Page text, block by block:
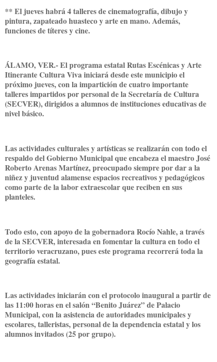
** El jueves habrá 4 talleres de cinematografía, dibujo y
pintura, zapateado huasteco y arte en mano. Además,
funciones de títeres y cine.
ÁLAMO, VER.- El programa estatal Rutas Escénicas y Arte
Itinerante Cultura Viva iniciará desde este municipio el
próximo jueves, con la impartición de cuatro importante
talleres impartidos por personal de la Secretaría de Cultura
(SECVER), dirigidos a alumnos de instituciones educativas de
nivel básico.
Las actividades culturales y artísticas se realizarán con todo el
respaldo del Gobierno Municipal que encabeza el maestro José
Roberto Arenas Martínez, preocupado siempre por dar a la
niñez y juventud alamense espacios recreativos y pedagógicos
como parte de la labor extraescolar que reciben en sus
planteles.
Todo esto, con apoyo de la gobernadora Rocío Nahle, a través
de la SECVER, interesada en fomentar la cultura en todo el
territorio veracruzano, pues este programa recorrerá toda la
geografía estatal.
Las actividades iniciarán con el protocolo inaugural a partir de
las 11:00 horas en el salón “Benito Juárez” de Palacio
Municipal, con la asistencia de autoridades municipales y
escolares, talleristas, personal de la dependencia estatal y los
alumnos invitados (25 por grupo).